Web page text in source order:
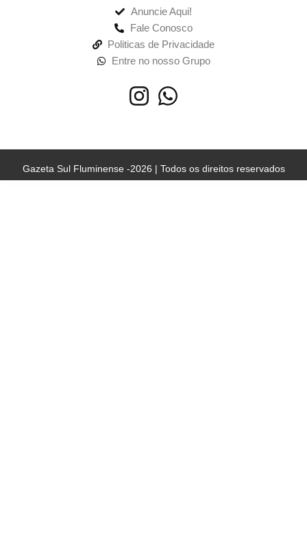
Anuncie Aqui!
Fale Conosco
Politicas de Privacidade
Entre no nosso Grupo
Gazeta Sul Fluminense -2026 | Todos os direitos reservados